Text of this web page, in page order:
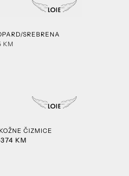
SREBRENA
KM
ČIZMICE
374 KM